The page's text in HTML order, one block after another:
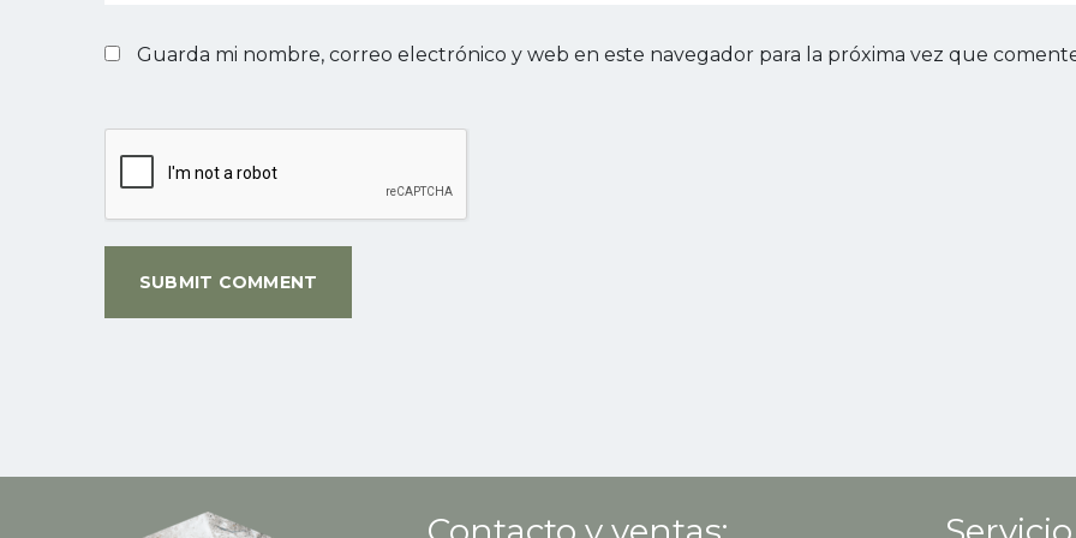
Guarda mi nombre, correo electrónico y web en este navegador para la próxima vez que